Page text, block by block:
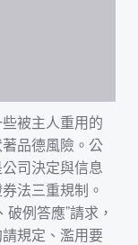
被主人重用的
品德風險。公
司決定與信息
法三重規制。
例答應”請求，
規定、濫用要